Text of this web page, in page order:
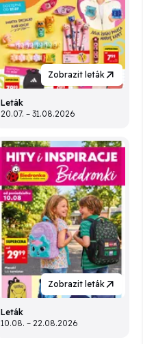
Zobrazit leták
Leták
20.07. – 31.08.2026
Zobrazit leták
Leták
10.08. – 22.08.2026